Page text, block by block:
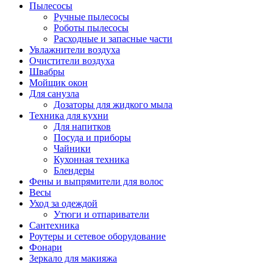
Пылесосы
Ручные пылесосы
Роботы пылесосы
Расходные и запасные части
Увлажнители воздуха
Очистители воздуха
Швабры
Мойщик окон
Для санузла
Дозаторы для жидкого мыла
Техника для кухни
Для напитков
Посуда и приборы
Чайники
Кухонная техника
Блендеры
Фены и выпрямители для волос
Весы
Уход за одеждой
Утюги и отпариватели
Сантехника
Роутеры и сетевое оборудование
Фонари
Зеркало для макияжа